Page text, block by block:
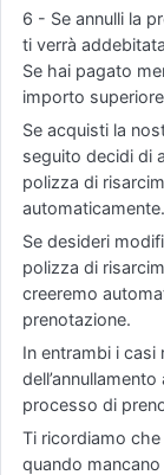
6 - Se annulli la
ti verrà
Se hai pagato
importo
Se acquisti la
seguito decidi di
polizza di
automaticamente.
Se desideri
polizza di
creeremo
prenotazione.
In entrambi i casi
processo di
Ti ricordiamo
quando mancano